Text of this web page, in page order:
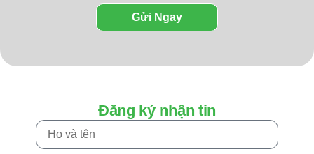
Gửi Ngay
Đăng ký nhận tin